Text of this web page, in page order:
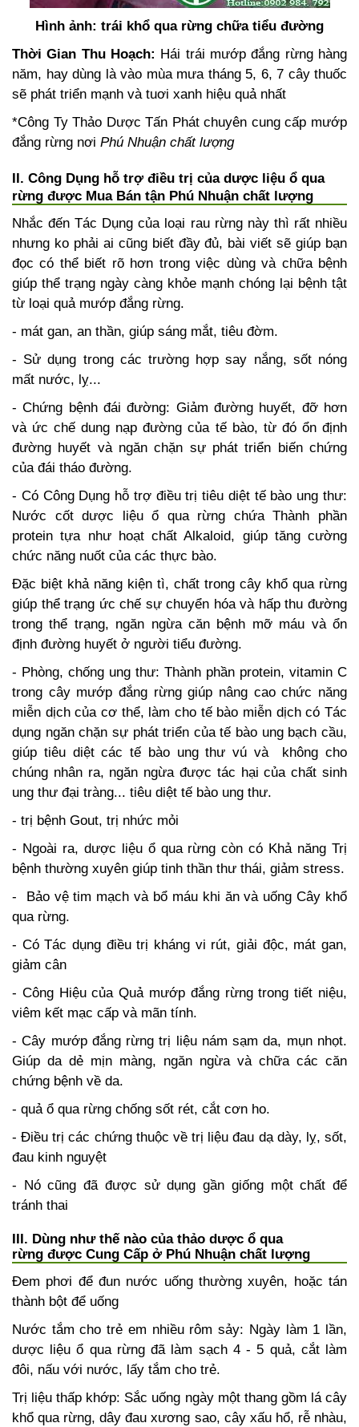
Hình ảnh: trái khổ qua rừng chữa tiểu đường
Thời Gian Thu Hoạch: Hái trái mướp đắng rừng hàng
năm, hay dùng là vào mùa mưa tháng 5, 6, 7 cây thuốc
sẽ phát triển mạnh và tuơi xanh hiệu quả nhất
*Công Ty Thảo Dược Tấn Phát chuyên cung cấp mướp
đắng rừng nơi Phú Nhuận chất lượng
II. Công Dụng hỗ trợ điều trị của dược liệu ổ qua
rừng được Mua Bán tận Phú Nhuận chất lượng
Nhắc đến Tác Dụng của loại rau rừng này thì rất nhiều
nhưng ko phải ai cũng biết đầy đủ, bài viết sẽ giúp bạn
đọc có thể biết rõ hơn trong việc dùng và chữa bệnh
giúp thể trạng ngày càng khỏe mạnh chóng lại bệnh tật
từ loại quả mướp đắng rừng.
- mát gan, an thần, giúp sáng mắt, tiêu đờm.
- Sử dụng trong các trường hợp say nắng, sốt nóng
mất nước, lỵ...
- Chứng bệnh đái đường: Giảm đường huyết, đỡ hơn
và ức chế dung nạp đường của tế bào, từ đó ổn định
đường huyết và ngăn chặn sự phát triển biến chứng
của đái tháo đường.
- Có Công Dụng hỗ trợ điều trị tiêu diệt tế bào ung thư:
Nước cốt dược liệu ổ qua rừng chứa Thành phần
protein tựa như hoạt chất Alkaloid, giúp tăng cường
chức năng nuốt của các thực bào.
Đặc biệt khả năng kiện tì, chất trong cây khổ qua rừng
giúp thể trạng ức chế sự chuyển hóa và hấp thu đường
trong thể trạng, ngăn ngừa căn bệnh mỡ máu và ổn
định đường huyết ở người tiểu đường.
- Phòng, chống ung thư: Thành phần protein, vitamin C
trong cây mướp đắng rừng giúp nâng cao chức năng
miễn dịch của cơ thể, làm cho tế bào miễn dịch có Tác
dụng ngăn chặn sự phát triển của tế bào ung bạch cầu,
giúp tiêu diệt các tế bào ung thư vú và không cho
chúng nhân ra, ngăn ngừa được tác hại của chất sinh
ung thư đại tràng... tiêu diệt tế bào ung thư.
- trị bệnh Gout, trị nhức mỏi
- Ngoài ra, dược liệu ổ qua rừng còn có Khả năng Trị
bệnh thường xuyên giúp tinh thần thư thái, giảm stress.
- Bảo vệ tim mạch và bổ máu khi ăn và uống Cây khổ
qua rừng.
- Có Tác dụng điều trị kháng vi rút, giải độc, mát gan,
giảm cân
- Công Hiệu của Quả mướp đắng rừng trong tiết niệu,
viêm kết mạc cấp và mãn tính.
- Cây mướp đắng rừng trị liệu nám sạm da, mụn nhọt.
Giúp da dẻ mịn màng, ngăn ngừa và chữa các căn
chứng bệnh về da.
- quả ổ qua rừng chống sốt rét, cắt cơn ho.
- Điều trị các chứng thuộc về trị liệu đau dạ dày, lỵ, sốt,
đau kinh nguyệt
- Nó cũng đã được sử dụng gần giống một chất để
tránh thai
III. Dùng như thế nào của thảo dược ổ qua
rừng được Cung Cấp ở Phú Nhuận chất lượng
Đem phơi để đun nước uống thường xuyên, hoặc tán
thành bột để uống
Nước tắm cho trẻ em nhiều rôm sảy: Ngày làm 1 lần,
dược liệu ổ qua rừng đã làm sạch 4 - 5 quả, cắt làm
đôi, nấu với nước, lấy tắm cho trẻ.
Trị liệu thấp khớp: Sắc uống ngày một thang gồm lá cây
khổ qua rừng, dây đau xương sao, cây xấu hổ, rễ nhàu,